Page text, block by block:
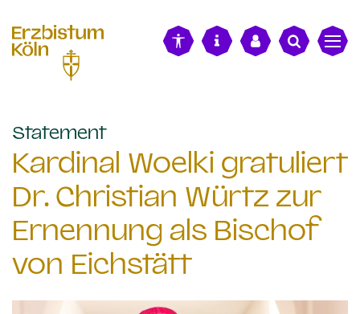
Statement:
Kardinal Woelki gratuliert
Dr. Christian Würtz zur
Ernennung als Bischof
von Eichstätt